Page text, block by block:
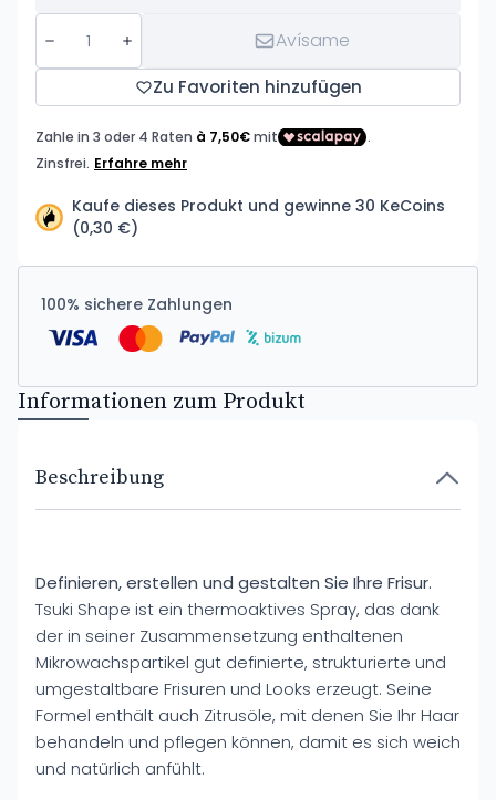
Avísame
Zu Favoriten hinzufügen
Kaufe dieses Produkt und gewinne 30 KeCoins
(0,30 €)
100% sichere Zahlungen
Informationen zum Produkt
Beschreibung
Definieren, erstellen und gestalten Sie Ihre Frisur.
Tsuki Shape ist ein thermoaktives Spray, das dank
der in seiner Zusammensetzung enthaltenen
Mikrowachspartikel gut definierte, strukturierte und
umgestaltbare Frisuren und Looks erzeugt. Seine
Formel enthält auch Zitrusöle, mit denen Sie Ihr Haar
behandeln und pflegen können, damit es sich weich
und natürlich anfühlt.